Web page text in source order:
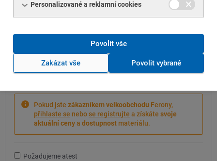
ks
Cena bez DPH
Pokud jste zákazníkem velkoobchodu Ferony,
přihlaste se nebose registrujte a získáte svoje
aktuální cenya dostupnost materiálu.
Požadujeme atest
Personalizované a reklamní cookies
Povolit vše
Zakázat vše Povolit vybrané